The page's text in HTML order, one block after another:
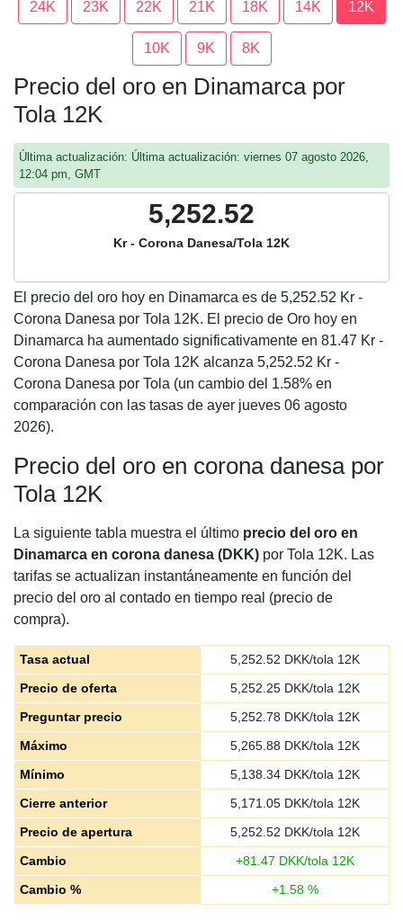
24K 23K 22K 21K 18K 14K 12K
10K 9K 8K
Precio del oro en Dinamarca por
Tola 12K
Última actualización: Última actualización: viernes 07 agosto 2026,
12:04 pm, GMT
5,252.52
Kr - Corona Danesa/Tola 12K
El precio del oro hoy en Dinamarca es de 5,252.52 Kr -
Corona Danesa por Tola 12K. El precio de Oro hoy en
Dinamarca ha aumentado significativamente en 81.47 Kr -
Corona Danesa por Tola 12K alcanza 5,252.52 Kr -
Corona Danesa por Tola (un cambio del 1.58% en
comparación con las tasas de ayer jueves 06 agosto
2026).
Precio del oro en corona danesa por
Tola 12K
La siguiente tabla muestra el último precio del oro en
Dinamarca en corona danesa (DKK) por Tola 12K. Las
tarifas se actualizan instantáneamente en función del
precio del oro al contado en tiempo real (precio de
compra).
Tasa actual 5,252.52 DKK/tola 12K
Precio de oferta
5,252.25 DKK/tola 12K
Preguntar precio
5,252.78 DKK/tola 12K
Máximo
5,265.88 DKK/tola 12K
Mínimo
5,138.34 DKK/tola 12K
Cierre anterior
5,171.05 DKK/tola 12K
Precio de apertura
5,252.52 DKK/tola 12K
Cambio
+81.47 DKK/tola 12K
Cambio %
+1.58 %